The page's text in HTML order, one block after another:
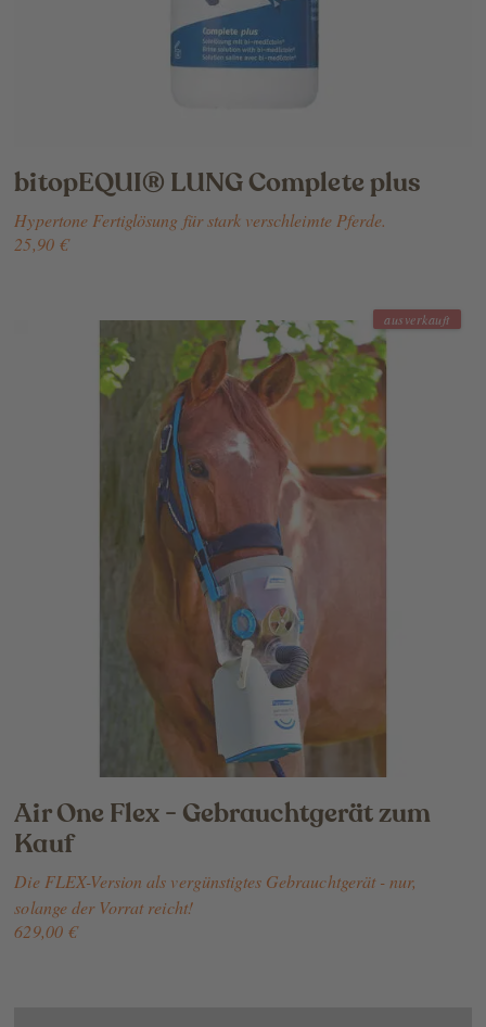
bitopEQUI® LUNG Complete plus
Hypertone Fertiglösung für stark verschleimte Pferde.
25,90 €
ausverkauft
Air One Flex - Gebrauchtgerät zum
Kauf
Die FLEX-Version als vergünstigtes Gebrauchtgerät - nur,
solange der Vorrat reicht!
629,00 €